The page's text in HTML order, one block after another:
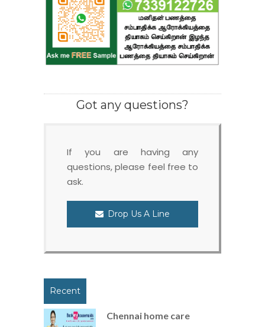
Got any questions?
If you are having any
questions, please feel free to
ask.
Drop Us A Line
Recent
Chennai home care